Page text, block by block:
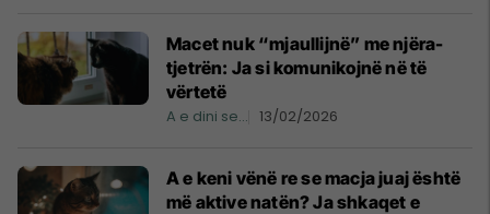
Macet nuk “mjaullijnë” me njëra-
tjetrën: Ja si komunikojnë në të
vërtetë
A e dini se... 13/02/2026
A e keni vënë re se macja juaj është
më aktive natën? Ja shkaqet e